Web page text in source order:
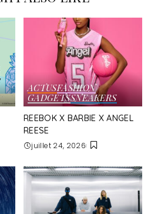
ACTUSFASHION
GADGETSSNEAKERS
REEBOK X BARBIE X ANGEL
REESE
juillet 24, 2026